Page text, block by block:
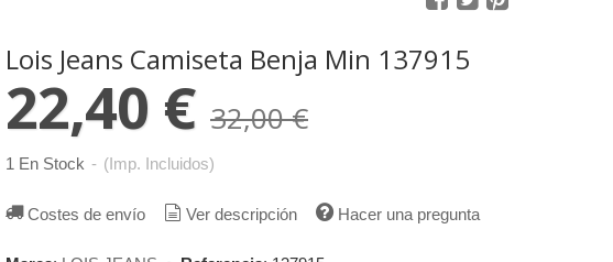
Lois Jeans Camiseta Benja Min 137915
22,40 € 32,00 €
1 En Stock - (Imp. Incluidos)
Costes de envío Ver descripción Hacer una pregunta